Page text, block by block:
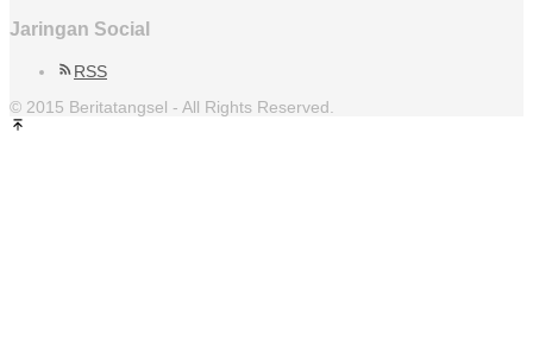
Jaringan Social
RSS
© 2015 Beritatangsel - All Rights Reserved.